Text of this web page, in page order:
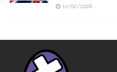
11/02/2026